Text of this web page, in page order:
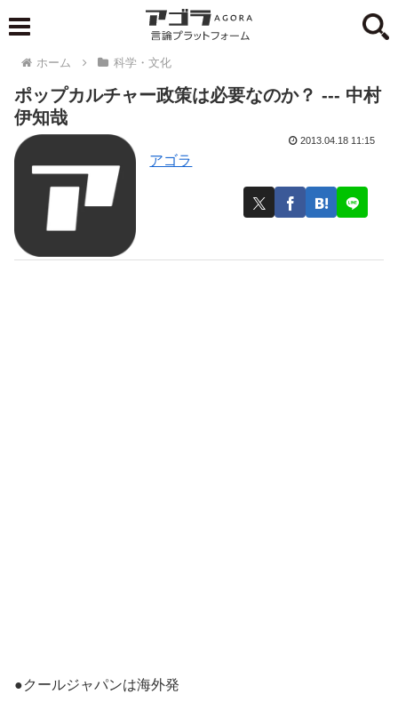
ホーム 科学・文化
ポップカルチャー政策は必要なのか？ --- 中村
伊知哉
アゴラ
2013.04.18 11:15
●クールジャパンは海外発